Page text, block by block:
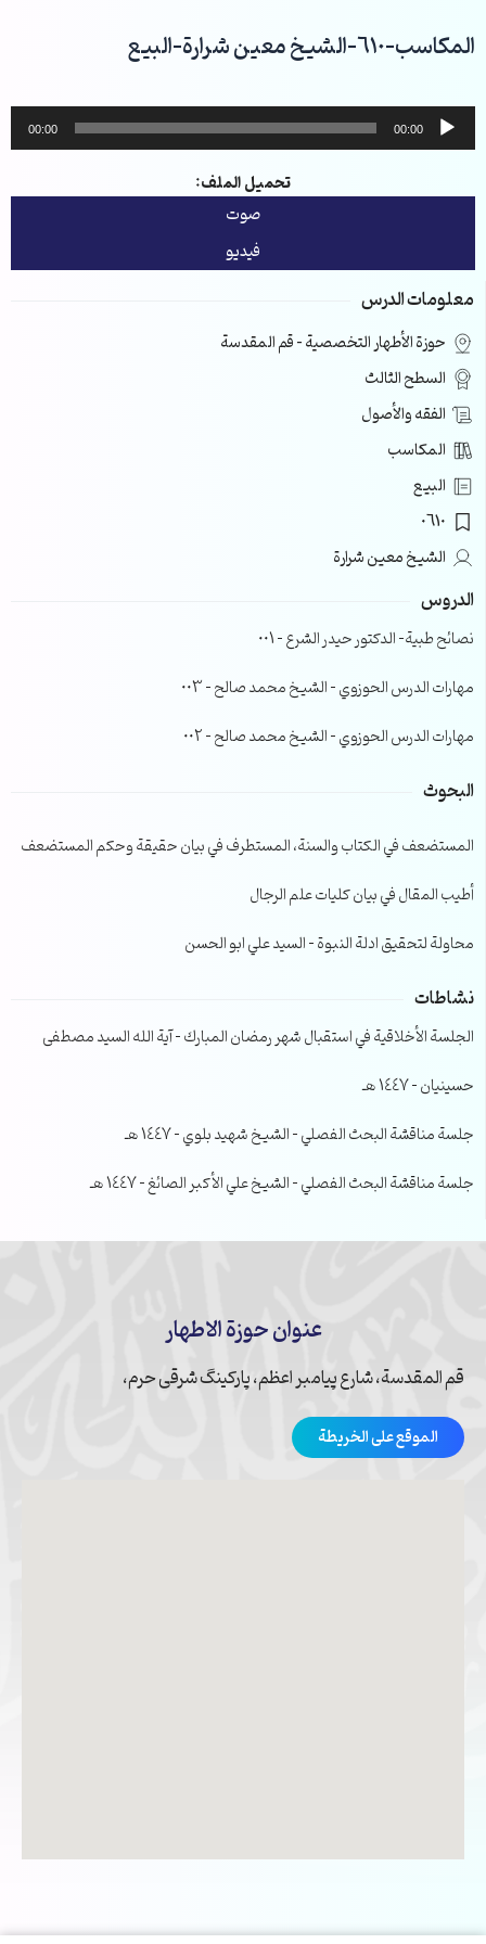
إلىالمكاسب-610-الشيخ معين شرارة-البيع
مشغل
الصوت
00:00
00:00
تحميل الملف:
صوت
فيديو
معلومات الدرس
حوزة الأطهار التخصصية – قم المقدسة
السطح الثالث
الفقه والأصول
المكاسب
البيع
0610
الشيخ معين شرارة
الدروس
نصائح طبية- الدكتور حيدر الشرع – 001
مهارات الدرس الحوزوي – الشيخ محمد صالح – 003
مهارات الدرس الحوزوي – الشيخ محمد صالح – 002
البحوث
المستضعف في الكتاب والسنة، المستطرف في بيان حقيقة وحكم المستضعف
أطيب المقال في بيان كليات علم الرجال
محاولة لتحقيق ادلة النبوة – السيد علي ابو الحسن
نشاطات
الجلسة الأخلاقية في استقبال شهر رمضان المبارك – آية الله السيد مصطفى
حسينيان – 1447 هـ
جلسة مناقشة البحث الفصلي – الشيخ شهيد بلوي – 1447 هـ
جلسة مناقشة البحث الفصلي – الشيخ علي الأكبر الصائغ – 1447 هـ
عنوان حوزة الاطهار
قم المقدسة، شارع پیامبر اعظم، پارکینگ شرقی حرم،
الموقع على الخريطة